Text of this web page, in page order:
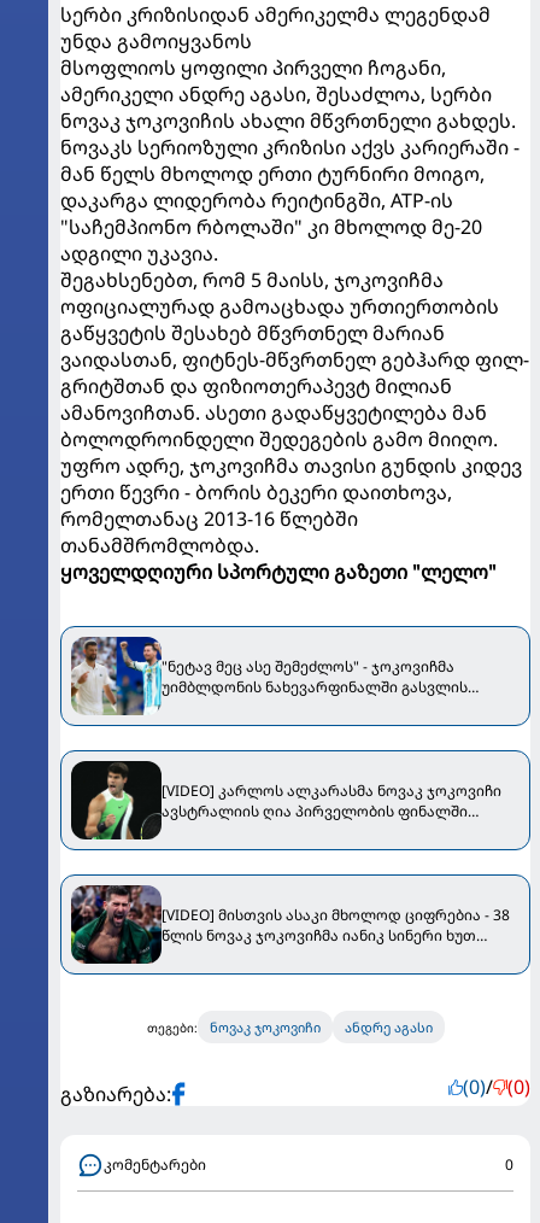
სერბი კრიზისიდან ამერიკელმა ლეგენდამ
უნდა გამოიყვანოს
მსოფლიოს ყოფილი პირველი ჩოგანი,
ამერიკელი ანდრე აგასი, შესაძლოა, სერბი
ნოვაკ ჯოკოვიჩის ახალი მწვრთნელი გახდეს.
ნოვაკს სერიოზული კრიზისი აქვს კარიერაში -
მან წელს მხოლოდ ერთი ტურნირი მოიგო,
დაკარგა ლიდერობა რეიტინგში, ATP-ის
"საჩემპიონო რბოლაში" კი მხოლოდ მე-20
ადგილი უკავია.
შეგახსენებთ, რომ 5 მაისს, ჯოკოვიჩმა
ოფიციალურად გამოაცხადა ურთიერთობის
გაწყვეტის შესახებ მწვრთნელ მარიან
ვაიდასთან, ფიტნეს-მწვრთნელ გებჰარდ ფილ-
გრიტშთან და ფიზიოთერაპევტ მილიან
ამანოვიჩთან. ასეთი გადაწყვეტილება მან
ბოლოდროინდელი შედეგების გამო მიიღო.
უფრო ადრე, ჯოკოვიჩმა თავისი გუნდის კიდევ
ერთი წევრი - ბორის ბეკერი დაითხოვა,
რომელთანაც 2013-16 წლებში
თანამშრომლობდა.
ყოველდღიური სპორტული გაზეთი "ლელო"
"ნეტავ მეც ასე შემეძლოს" - ჯოკოვიჩმა
უიმბლდონის ნახევარფინალში გასვლის
[VIDEO] კარლოს ალკარასმა ნოვაკ ჯოკოვიჩი
ავსტრალიის ღია პირველობის ფინალში
[VIDEO] მისთვის ასაკი მხოლოდ ციფრებია - 38
წლის ნოვაკ ჯოკოვიჩმა იანიკ სინერი ხუთ
თეგები: ნოვაკ ჯოკოვიჩი ანდრე აგასი
გაზიარება: (0)/ (0)
კომენტარები 0